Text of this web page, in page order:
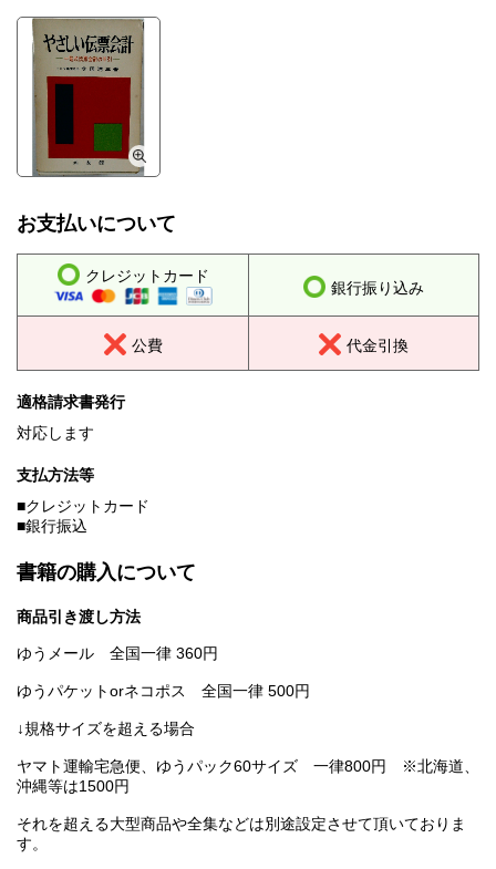
お支払いについて
クレジットカード
銀行振り込み
公費 代金引換
適格請求書発行
対応します
支払方法等
■クレジットカード
■銀行振込
書籍の購入について
商品引き渡し方法
ゆうメール 全国一律 360円
ゆうパケットorネコポス 全国一律 500円
↓規格サイズを超える場合
ヤマト運輸宅急便、ゆうパック60サイズ 一律800円 ※北海道、
沖縄等は1500円
それを超える大型商品や全集などは別途設定させて頂いておりま
す。